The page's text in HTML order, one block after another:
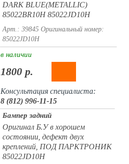
DARK BLUE(METALLIC)
85022BR10H 85022JD10H
Арт.: 39845 Оригинальный номер:
85022JD10H
в наличии
1800 р.
Консультация специалиста:
8 (812) 996-11-15
Бампер задний
Оригинал Б.У в хорошем
состоянии, дефект двух
креплений, ПОД ПАРКТРОНИК
85022JD10H